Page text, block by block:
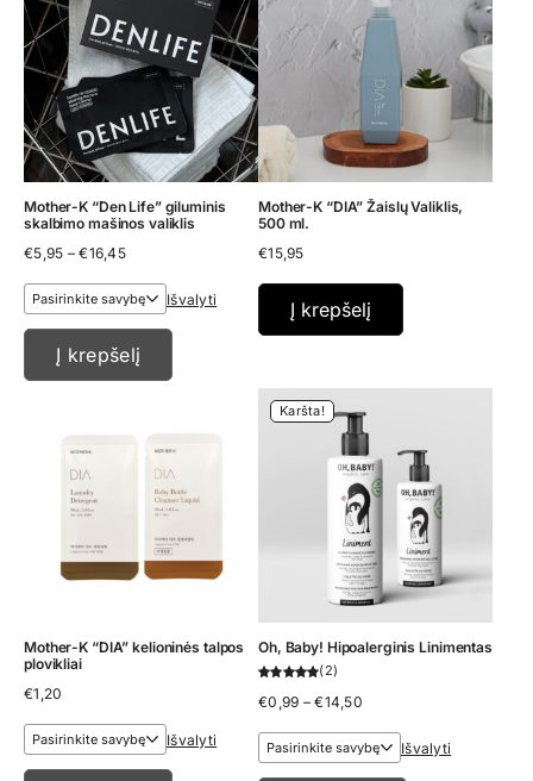
Mother-K “Den Life” giluminis
skalbimo mašinos valiklis
€5,95 – €16,45Price
€5,95
throughIšvalyti
Į krepšelį
Mother-K “DIA” Žaislų Valiklis,
500 ml.
€15,95
Į krepšelį
Mother-K “DIA” kelioninės talpos
plovikliai
€1,20
Išvalyti
Karšta!
Oh, Baby! Hipoalerginis Linimentas
2
€0,99 – €14,50Price
€0,99
throughIšvalyti